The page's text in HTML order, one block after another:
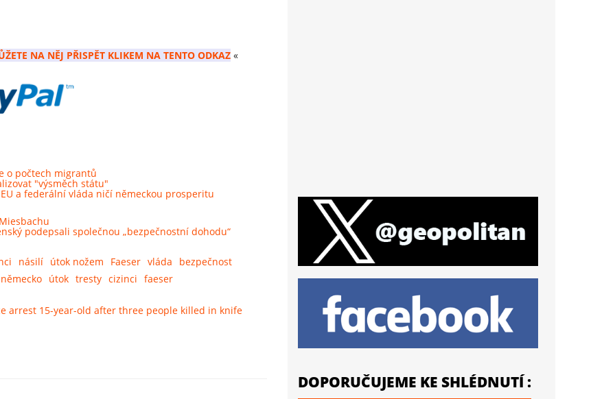
NA NĚJ PŘISPĚT KLIKEM NA TENTO ODKAZ «
o počtech migrantů
"výsměch státu"
a federální vláda ničí německou prosperitu
podepsali společnou „bezpečnostní dohodu“
násilí útok nožem Faeser vláda
bezpečnost
německo útok tresty cizinci faeser
arrest 15-year-old after three people killed in knife
DOPORUČUJEME KE SHLÉDNUTÍ :